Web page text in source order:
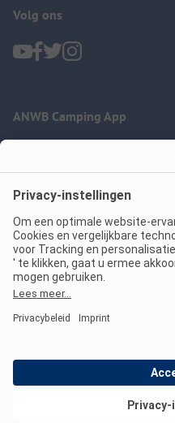
Volg ons
ANWB Camping App
Imprint
Jouw privacy
Wet digitale diensten